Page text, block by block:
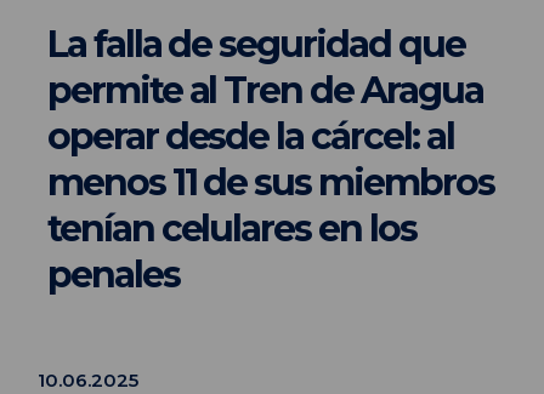
La falla de seguridad que
permite al Tren de Aragua
operar desde la cárcel: al
menos 11 de sus miembros
tenían celulares en los
penales
10.06.2025